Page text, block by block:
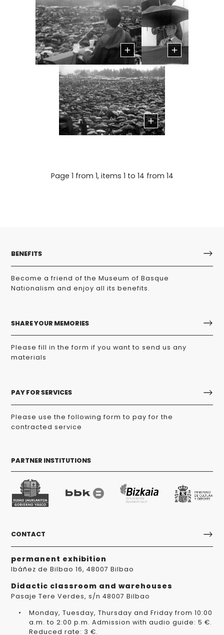
Page 1 from 1, items 1 to 14 from 14
BENEFITS
Become a friend of the Museum of Basque
Nationalism and enjoy all its benefits.
SHARE YOUR MEMORIES
Please fill in the form if you want to send us any
materials
PAY FOR SERVICES
Please use the following form to pay for the
contracted service
PARTNER INSTITUTIONS
CONTACT
permanent exhibition
Ibáñez de Bilbao 16, 48007 Bilbao
Didactic classroom and warehouses
Pasaje Tere Verdes, s/n 48007 Bilbao
Monday, Tuesday, Thursday and Friday from 10:00
a.m. to 2:00 p.m. Admission with audio guide: 5 €.
Reduced rate: 3 €.